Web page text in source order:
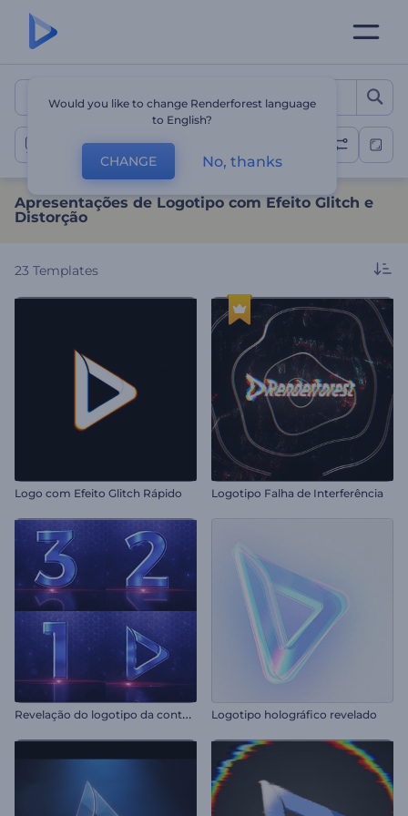
Apresentações de
Apresentações de Logotipo com Efeito Glitch
Apresentações de Logotipo com Efeito Glitch e
Distorção
23 Templates
Logo com Efeito Glitch Rápido Logotipo Falha de Interferência
R
evelação do logotipo da contagem regressiva Logotipo holográfico revelado
Would you like to change Renderforest language
to English?
CHANGE No, thanks